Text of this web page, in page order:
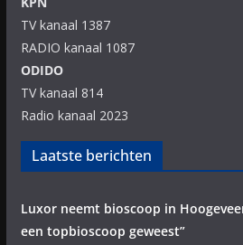
TV kanaal 1387
RADIO kanaal 1087
ODIDO
TV kanaal 814
Radio kanaal 2023
Laatste berichten
Luxor neemt bioscoop in
een topbioscoop geweest”